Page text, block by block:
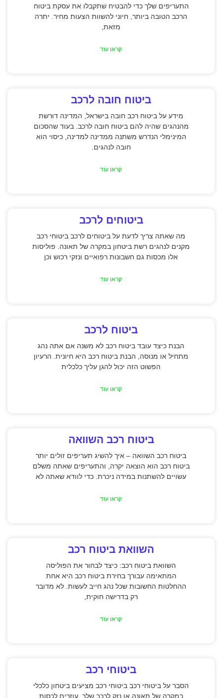
התעריפים שלך כדי להבטיח שתקבלו את עסקת ביטוח
הרכב הטובה ביותר, חיוני להשוות הצעות מחיר. יתרה
מזאת,
קראו עוד
ביטוח חובה לרכב
מידע על ביטוח רכב חובה בישראל, המדינה דורשת
מהנהגים שהיה להם ביטוח חובה לרכב. בעוד שהסכום
המינימלי הנדרש משתנה ממדינה למדינה, כיסוי הוא
חובה לנהגים.
קראו עוד
ביטוחים לרכב
מה שאתה צריך לדעת על ביטוחים לרכב ביטוחי רכב
מקנים לנהגים רשת ביטחון במקרה של תאונה. פוליסות
אלו מכסות גם חשבונות רפואיים ונזקי רכוש וכן
קראו עוד
ביטוח לרכב
הבנת כיצד עובד ביטוח רכב לא משנה אם אתה נהג
מתחיל או מנוסה, הבנת ביטוח רכב היא חיונית. הרעיון
הפשוט הזה יכול להגן עליך כלכלית
קראו עוד
ביטוח רכב השוואה
ביטוח רכב השוואה – איך להשיג תעריפים זולים יותר
ביטוח רכב הוא הוצאה יקרה, והתעריפים שאתה משלם
עשויים להשתנות במידה ניכרת. כדי לוודא שאתה לא
קראו עוד
השוואת ביטוח רכב
השוואת ביטוח רכב: כיצד לבחור את הפוליסה
המתאימה עבורך בחירת ביטוח רכב היא אחת
ההחלטות החשובות שכל נהג חייב לעשות. לא מדובר
רק בדרישה חוקית,
קראו עוד
ביטוחי רכב
הסבר על ביטוחי רכב ביטוחי רכב מציעים ביטחון כלכלי
במקרה של תאונה או נזק לרכב שלך, עוזרים לכסות